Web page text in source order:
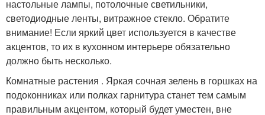
настольные лампы, потолочные светильники,
светодиодные ленты, витражное стекло. Обратите
внимание! Если яркий цвет используется в качестве
акцентов, то их в кухонном интерьере обязательно
должно быть несколько.
Комнатные растения . Яркая сочная зелень в горшках на
подоконниках или полках гарнитура станет тем самым
правильным акцентом, который будет уместен, вне